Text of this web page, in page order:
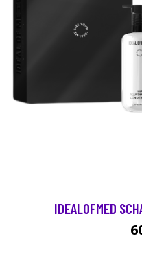
IDEALOFMED